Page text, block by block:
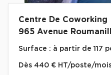
Centre De Coworking
965 Avenue
Surface : à partir de 117
Dès 440 € HT/poste/